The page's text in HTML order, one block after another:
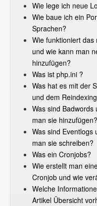
Wie lege ich neue
Wie baue ich ein
Sprachen?
Wie funktioniert das
und wie kann man
hinzufügen?
Was ist php.ini ?
Was hat es mit der
und dem
Was sind Badwords
man sie hinzufügen?
Was sind Eventlogs
man sie schreiben?
Was ein Cronjobs?
Wie erstellt man
Cronjob und wie
Welche
Artikel Übersicht